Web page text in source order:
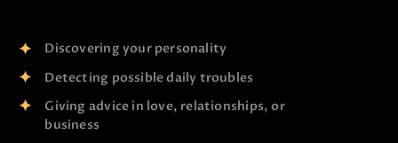
Discovering your personality
Detecting possible daily troubles
Giving advice in love, relationships, or
business